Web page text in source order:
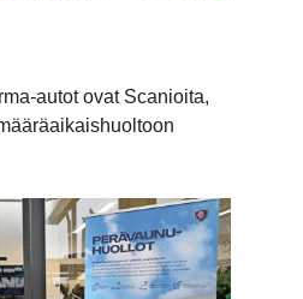
autot ovat Scanioita,